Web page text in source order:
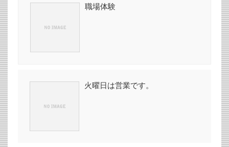
職場体験
火曜日は営業です。